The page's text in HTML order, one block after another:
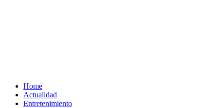
Home
Actualidad
Entretenimiento